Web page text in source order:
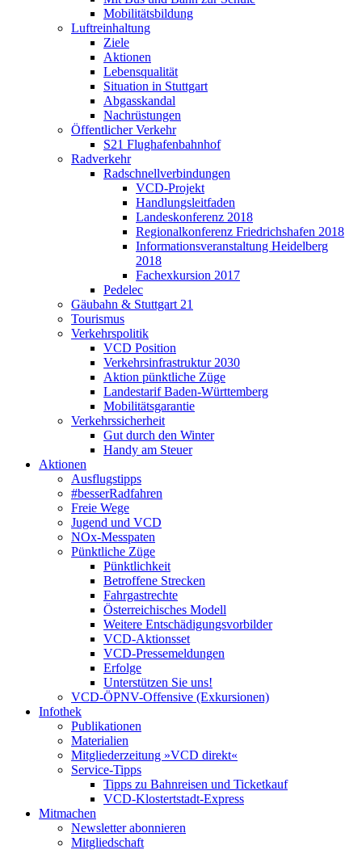
Mobilitätsbildung
Luftreinhaltung
Ziele
Aktionen
Lebensqualität
Situation in Stuttgart
Abgasskandal
Nachrüstungen
Öffentlicher Verkehr
S21 Flughafenbahnhof
Radverkehr
Radschnellverbindungen
VCD-Projekt
Handlungsleitfaden
Landeskonferenz 2018
Regionalkonferenz Friedrichshafen 2018
Informationsveranstaltung Heidelberg
2018
Fachexkursion 2017
Pedelec
Gäubahn & Stuttgart 21
Tourismus
Verkehrspolitik
VCD Position
Verkehrsinfrastruktur 2030
Aktion pünktliche Züge
Landestarif Baden-Württemberg
Mobilitätsgarantie
Verkehrssicherheit
Gut durch den Winter
Handy am Steuer
Aktionen
Ausflugstipps
#besserRadfahren
Freie Wege
Jugend und VCD
NOx-Messpaten
Pünktliche Züge
Pünktlichkeit
Betroffene Strecken
Fahrgastrechte
Österreichisches Modell
Weitere Entschädigungsvorbilder
VCD-Aktionsset
VCD-Pressemeldungen
Erfolge
Unterstützen Sie uns!
VCD-ÖPNV-Offensive (Exkursionen)
Infothek
Publikationen
Materialien
Mitgliederzeitung »VCD direkt«
Service-Tipps
Tipps zu Bahnreisen und Ticketkauf
VCD-Klostertstadt-Express
Mitmachen
Newsletter abonnieren
Mitgliedschaft